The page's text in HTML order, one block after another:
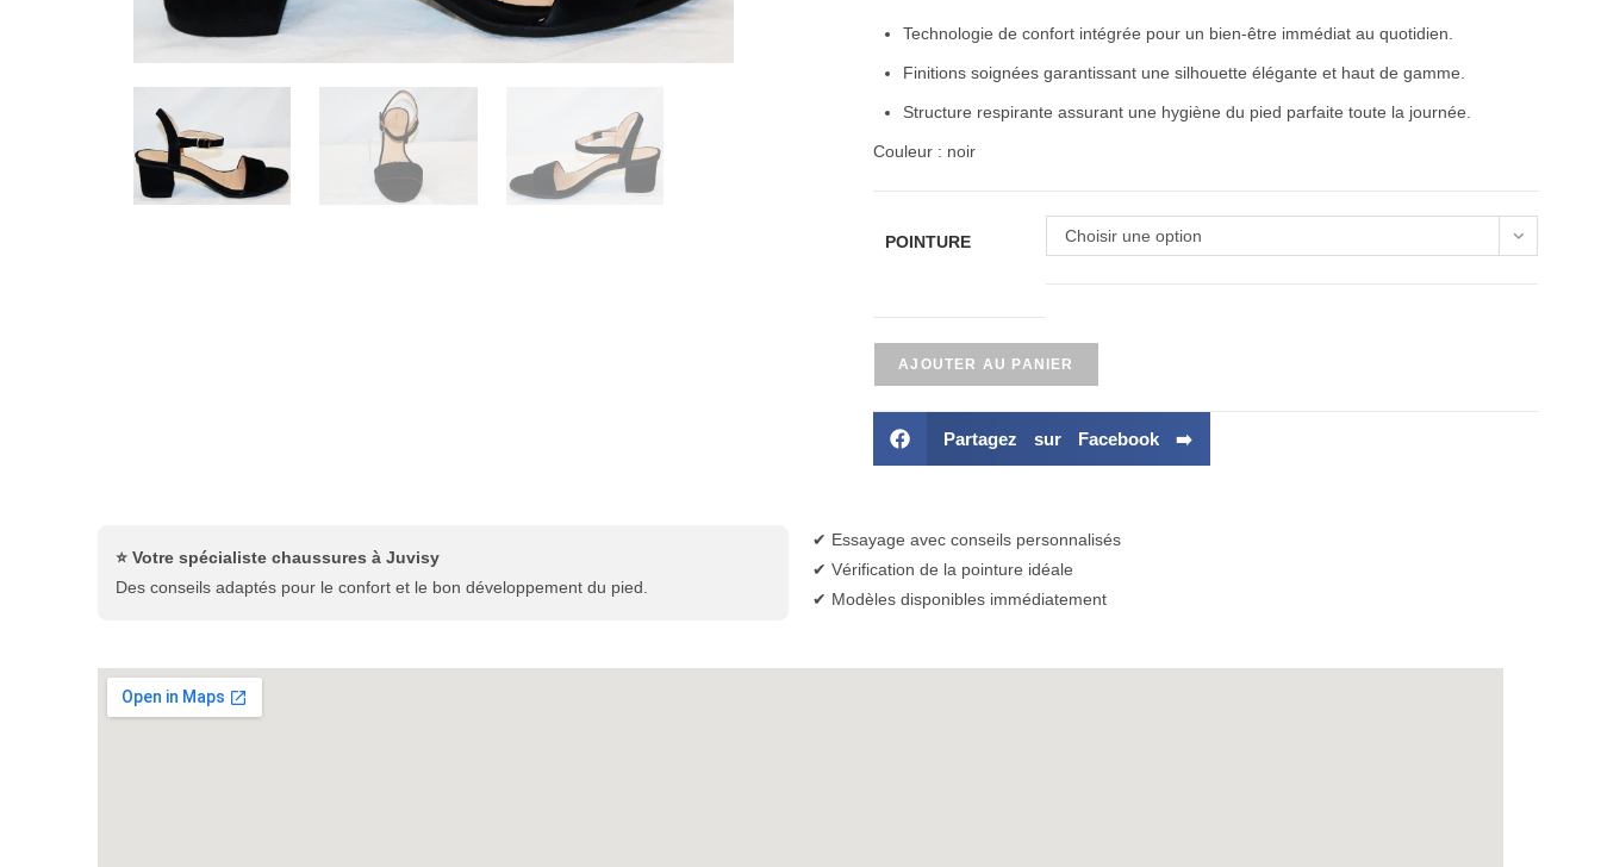
Technologie de confort intégrée pour un bien-être immédiat au quotidien.
Finitions soignées garantissant une silhouette élégante et haut de gamme.
Structure respirante assurant une hygiène du pied parfaite toute la journée.
Couleur : noir
POINTURE Choisir une option
AJOUTER AU PANIER
Partagez sur Facebook ➡️
⭐ Votre spécialiste chaussures à Juvisy
Des conseils adaptés pour le confort et le bon développement du pied.
✔ Essayage avec conseils personnalisés
✔ Vérification de la pointure idéale
✔ Modèles disponibles immédiatement